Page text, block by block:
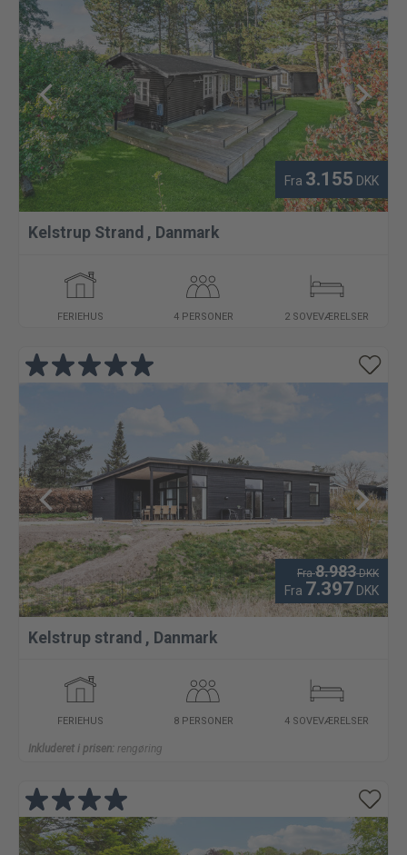
Fra 3.155 DKK
Kelstrup Strand , Danmark
FERIEHUS 4 PERSONER 2 SOVEVÆRELSER
Fra8.983 DKK
Fra 7.397 DKK
Kelstrup strand , Danmark
FERIEHUS 8 PERSONER 4 SOVEVÆRELSER
Inkluderet i prisen: rengøring